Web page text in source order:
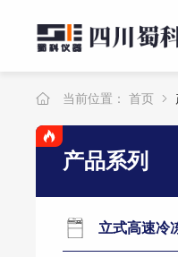
当前位置：首页
产品系列
立式高速冷